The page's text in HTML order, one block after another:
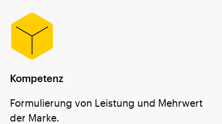
Kompetenz
Formulierung von Leistung und Mehrwert
der Marke.